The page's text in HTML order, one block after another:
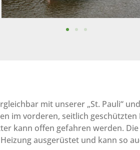
mit unserer „St. Pauli“
im vorderen, seitlich
kann offen gefahren werden.
ausgerüstet und kann so